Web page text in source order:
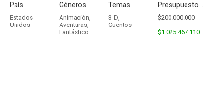
País
Estados
Unidos
Géneros
Animación,
Aventuras,
Fantástico
Temas
3-D,
Cuentos
Presupuesto - Ingresos
$200.000.000
-
$1.025.467.110